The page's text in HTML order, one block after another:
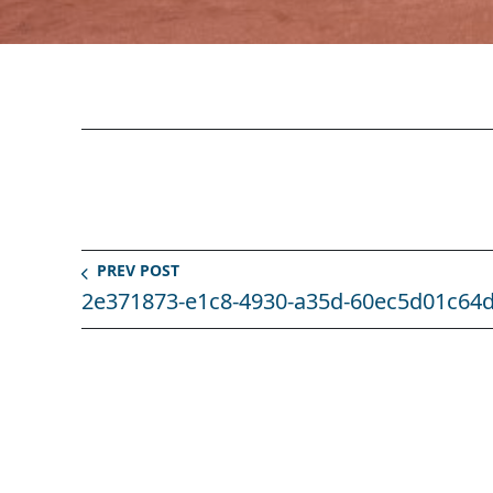
PREV POST
2e371873-e1c8-4930-a35d-